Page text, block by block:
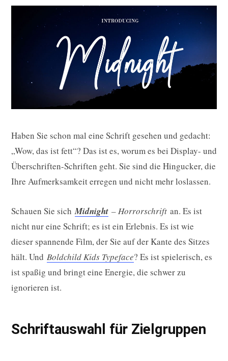
Haben Sie schon mal eine Schrift gesehen und gedacht:
„Wow, das ist fett“? Das ist es, worum es bei Display- und
Überschriften-Schriften geht. Sie sind die Hingucker, die
Ihre Aufmerksamkeit erregen und nicht mehr loslassen.
Schauen Sie sichMidnight – Horrorschrift an. Es ist
nicht nur eine Schrift; es ist ein Erlebnis. Es ist wie
dieser spannende Film, der Sie auf der Kante des Sitzes
hält. Und Boldchild Kids Typeface? Es ist spielerisch, es
ist spaßig und bringt eine Energie, die schwer zu
ignorieren ist.
Schriftauswahl für Zielgruppen